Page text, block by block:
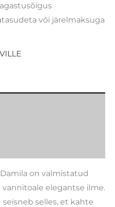
või järelmaksuga
on valmistatud
elegantse ilme.
selles, et kahte